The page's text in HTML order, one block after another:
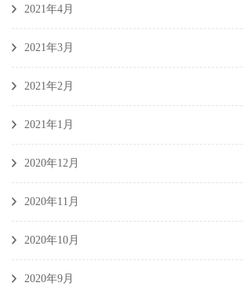
2021年4月
2021年3月
2021年2月
2021年1月
2020年12月
2020年11月
2020年10月
2020年9月